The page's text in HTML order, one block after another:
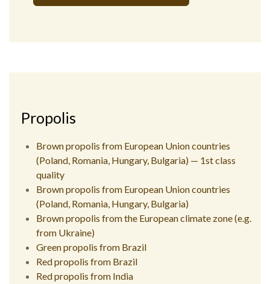
Propolis
Brown propolis from European Union countries
(Poland, Romania, Hungary, Bulgaria) — 1st class
quality
Brown propolis from European Union countries
(Poland, Romania, Hungary, Bulgaria)
Brown propolis from the European climate zone (e.g.
from Ukraine)
Green propolis from Brazil
Red propolis from Brazil
Red propolis from India